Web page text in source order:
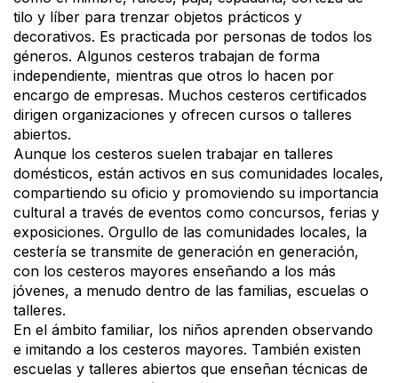
tilo y líber para trenzar objetos prácticos y
decorativos. Es practicada por personas de todos los
géneros. Algunos cesteros trabajan de forma
independiente, mientras que otros lo hacen por
encargo de empresas. Muchos cesteros certificados
dirigen organizaciones y ofrecen cursos o talleres
abiertos.
Aunque los cesteros suelen trabajar en talleres
domésticos, están activos en sus comunidades locales,
compartiendo su oficio y promoviendo su importancia
cultural a través de eventos como concursos, ferias y
exposiciones. Orgullo de las comunidades locales, la
cestería se transmite de generación en generación,
con los cesteros mayores enseñando a los más
jóvenes, a menudo dentro de las familias, escuelas o
talleres.
En el ámbito familiar, los niños aprenden observando
e imitando a los cesteros mayores. También existen
escuelas y talleres abiertos que enseñan técnicas de